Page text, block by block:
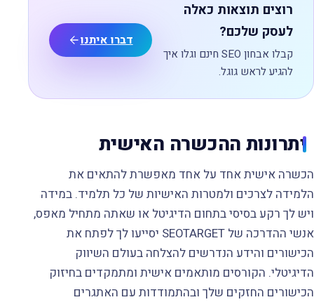
רוצים תוצאות כאלה
לעסק שלכם?
קבלו אבחון SEO חינם וגלו איך
להגיע לראש גוגל.
דברו איתנו
יתרונות ההכשרה האישית
הכשרה אישית אחד על אחד מאפשרת להתאים את
הלמידה לצרכים ולמטרות האישיות של כל תלמיד. במידה
ויש לך רקע בסיסי בתחום הדיגיטל או שאתה מתחיל מאפס,
אנשי ההדרכה של SEOTARGET יסייעו לך לפתח את
הכישורים והידע הנדרשים להצלחה בעולם השיווק
הדיגיטלי. הקורסים מותאמים אישית ומתמקדים בחיזוק
הכישורים החזקים שלך ובהתמודדות עם האתגרים